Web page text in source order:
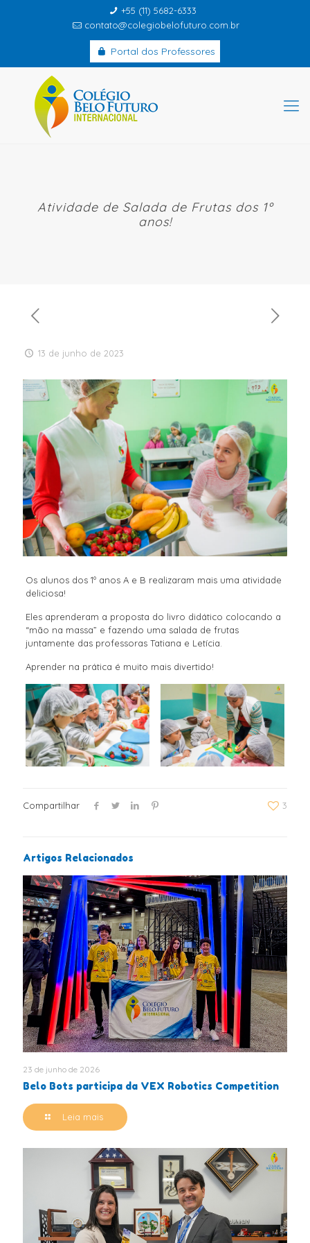
+55 (11) 5682-6333
contato@colegiobelofuturo.com.br
Portal dos Professores
Atividade de Salada de Frutas dos 1º
anos!
13 de junho de 2023
Os alunos dos 1º anos A e B realizaram mais uma atividade
deliciosa!
Eles aprenderam a proposta do livro didático colocando a
“mão na massa” e fazendo uma salada de frutas
juntamente das professoras Tatiana e Letícia.
Aprender na prática é muito mais divertido!
Compartilhar 3
Artigos Relacionados
23 de junho de 2026
Belo Bots participa da VEX Robotics Competition
Leia mais